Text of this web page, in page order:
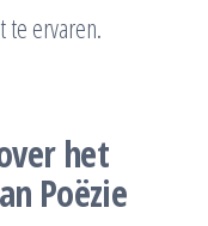
te ervaren.
het
Poëzie